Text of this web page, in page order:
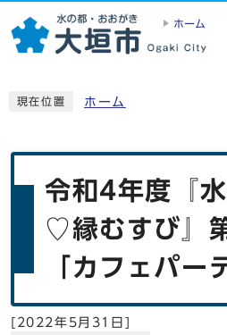
ホーム
現在位置 ホーム
令和4年度『
♡縁むすび』
「カフェパー
[ 2022年5月31日 ]